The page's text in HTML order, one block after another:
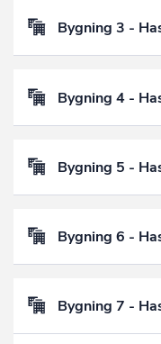
Bygning 3 -
Bygning 4 -
Bygning 5 -
Bygning 6 -
Bygning 7 -